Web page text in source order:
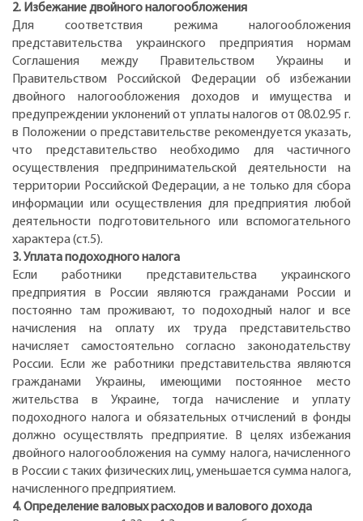
2. Избежание двойного налогообложения
Для соответствия режима налогообложения
представительства украинского предприятия нормам
Соглашения между Правительством Украины и
Правительством Российской Федерации об избежании
двойного налогообложения доходов и имущества и
предупреждении уклонений от уплаты налогов от 08.02.95 г.
в Положении о представительстве рекомендуется указать,
что представительство необходимо для частичного
осуществления предпринимательской деятельности на
территории Российской Федерации, а не только для сбора
информации или осуществления для предприятия любой
деятельности подготовительного или вспомогательного
характера (ст.5).
3. Уплата подоходного налога
Если работники представительства украинского
предприятия в России являются гражданами России и
постоянно там проживают, то подоходный налог и все
начисления на оплату их труда представительство
начисляет самостоятельно согласно законодательству
России. Если же работники представительства являются
гражданами Украины, имеющими постоянное место
жительства в Украине, тогда начисление и уплату
подоходного налога и обязательных отчислений в фонды
должно осуществлять предприятие. В целях избежания
двойного налогообложения на сумму налога, начисленного
в России с таких физических лиц, уменьшается сумма налога,
начисленного предприятием.
4. Определение валовых расходов и валового дохода